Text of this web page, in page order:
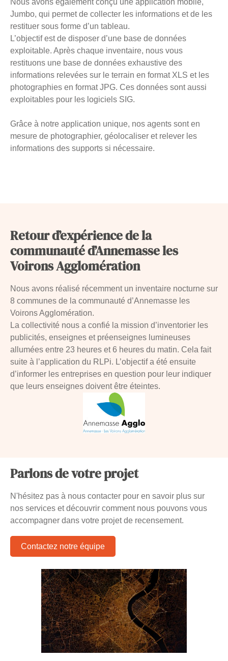
Nous avons également conçu une application mobile,
Jumbo, qui permet de collecter les informations et de les
restituer sous forme d’un tableau.
L’objectif est de disposer d’une base de données
exploitable. Après chaque inventaire, nous vous
restituons une base de données exhaustive des
informations relevées sur le terrain en format XLS et les
photographies en format JPG. Ces données sont aussi
exploitables pour les logiciels SIG.
Grâce à notre application unique, nos agents sont en
mesure de photographier, géolocaliser et relever les
informations des supports si nécessaire.
Retour d’expérience de la
communauté d’Annemasse les
Voirons Agglomération
Nous avons réalisé récemment un inventaire nocturne sur
8 communes de la communauté d’Annemasse les
Voirons Agglomération.
La collectivité nous a confié la mission d’inventorier les
publicités, enseignes et préenseignes lumineuses
allumées entre 23 heures et 6 heures du matin. Cela fait
suite à l’application du RLPi. L’objectif a été ensuite
d’informer les entreprises en question pour leur indiquer
que leurs enseignes doivent être éteintes.
Parlons de votre projet
N'hésitez pas à nous contacter pour en savoir plus sur
nos services et découvrir comment nous pouvons vous
accompagner dans votre projet de recensement.
Contactez notre équipe